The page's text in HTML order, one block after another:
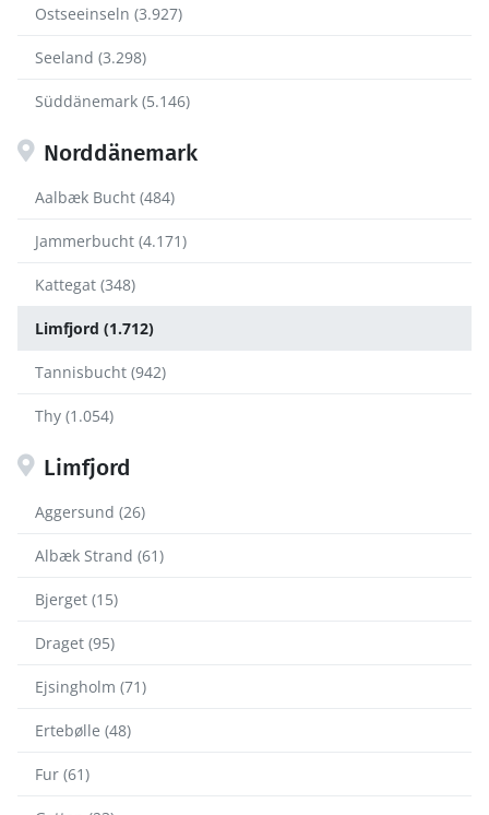
Ostseeinseln (3.927)
Seeland (3.298)
Süddänemark (5.146)
Norddänemark
Aalbæk Bucht (484)
Jammerbucht (4.171)
Kattegat (348)
Limfjord (1.712)
Tannisbucht (942)
Thy (1.054)
Limfjord
Aggersund (26)
Albæk Strand (61)
Bjerget (15)
Draget (95)
Ejsingholm (71)
Ertebølle (48)
Fur (61)